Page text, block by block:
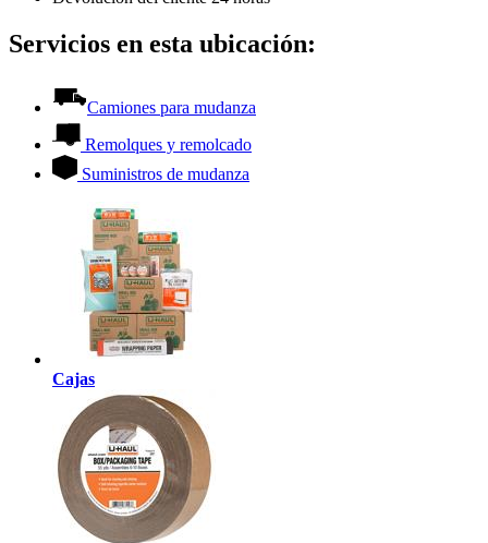
Servicios en esta ubicación:
Camiones para mudanza
Remolques y remolcado
Suministros de mudanza
Cajas